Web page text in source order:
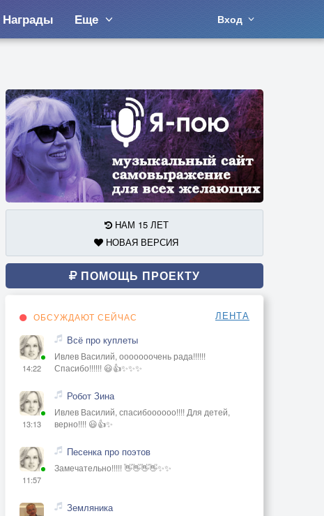
Награды Еще Вход
НАМ 15 ЛЕТ
НОВАЯ ВЕРСИЯ
ПОМОЩЬ ПРОЕКТУ
ОБСУЖДАЮТ СЕЙЧАС ЛЕНТА
14:22
Всё про куплеты
Ивлев Василий, ооооооочень рада!!!!!!
Спасибо!!!!!! 😃👍✨✨✨
13:13
Робот Зина
Ивлев Василий, спасибоооооо!!!! Для детей,
верно!!!! 😃👍✨
11:57
Песенка про поэтов
Замечательно!!!!! 👋👋👋👋✨✨
Земляника